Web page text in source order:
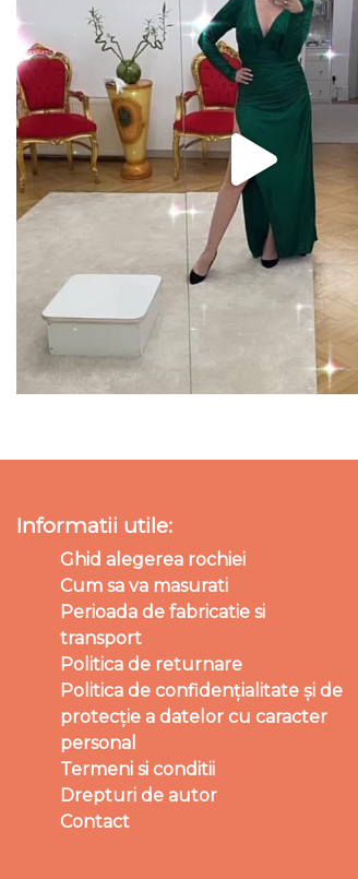
Informatii utile:
Ghid alegerea rochiei
Cum sa va masurati
Perioada de fabricatie si
transport
Politica de returnare
Politica de confidențialitate și de
protecție a datelor cu caracter
personal
Termeni si conditii
Drepturi de autor
Contact